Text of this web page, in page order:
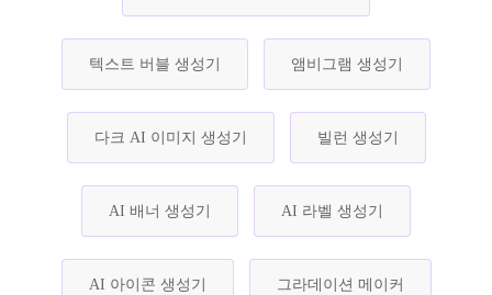
텍스트 버블 생성기 앰비그램 생성기
다크 AI 이미지 생성기 빌런 생성기
AI 배너 생성기 AI 라벨 생성기
AI 아이콘 생성기 그라데이션 메이커